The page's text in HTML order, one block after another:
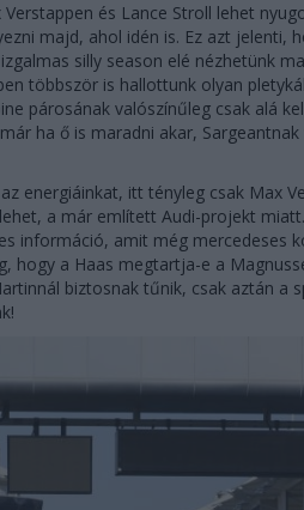
és Lance Stroll lehet
majd, ahol idén is. Ez azt jelenti,
silly season elé nézhetünk
többször is hallottunk olyan
párosának valószínűleg csak alá
ha ő is maradni akar, Sargeantnak
energiáinkat, itt tényleg csak Max
a már említett Audi-projekt
információ, amit még mercedeses
hogy a Haas megtartja-e a
biztosnak tűnik, csak aztán a